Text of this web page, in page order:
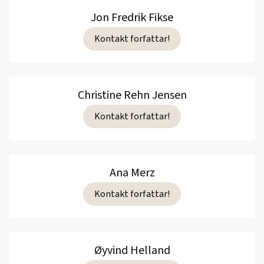
Jon Fredrik Fikse
Kontakt forfattar!
Christine Rehn Jensen
Kontakt forfattar!
Ana Merz
Kontakt forfattar!
Øyvind Helland